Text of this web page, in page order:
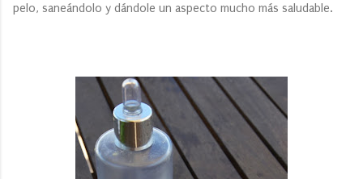
pelo, saneándolo y dándole un aspecto mucho más saludable.